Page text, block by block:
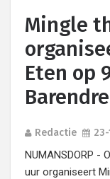
Mingle
Eten op
Redactie
NUMANSDORP -
uur organiseert